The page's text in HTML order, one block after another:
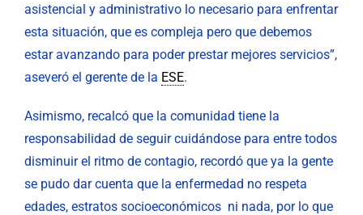
asistencial y administrativo lo necesario para enfrentar
esta situación, que es compleja pero que debemos
estar avanzando para poder prestar mejores servicios”,
aseveró el gerente de la ESE.
Asimismo, recalcó que la comunidad tiene la
responsabilidad de seguir cuidándose para entre todos
disminuir el ritmo de contagio, recordó que ya la gente
se pudo dar cuenta que la enfermedad no respeta
edades, estratos socioeconómicos ni nada, por lo que